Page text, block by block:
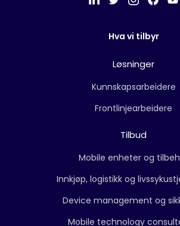
Hva vi tilbyr
Løsninger
Kunnskapsarbeidere
Frontlinjearbeidere
Tilbud
Mobile enheter og
Innkjøp, logistikk og
Device management og
Mobile technology